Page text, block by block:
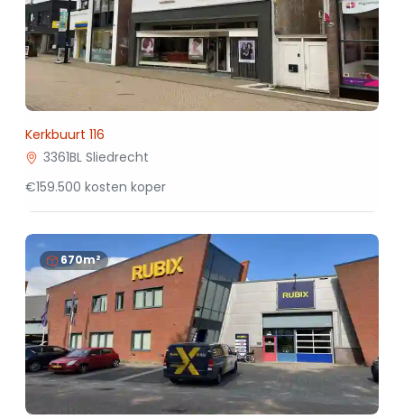
Kerkbuurt 116
3361BL Sliedrecht
€159.500 kosten koper
670m²